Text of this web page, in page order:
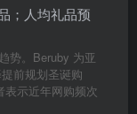
；人均礼品预
势。Beruby 为亚
前规划圣诞购
示近年网购频次